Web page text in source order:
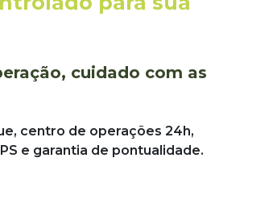
cuidado com as
centro de operações 24h,
e garantia de pontualidade.